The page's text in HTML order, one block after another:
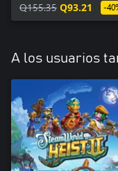
Q155.35 Q93.21 -
A los usuarios